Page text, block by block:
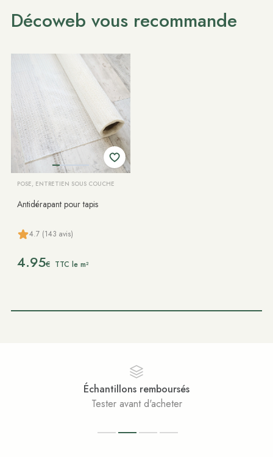
Décoweb vous recommande
POSE, ENTRETIEN SOUS COUCHE
Antidérapant pour tapis
4.7 (143 avis)
4.95€ TTC le m²
Échantillons remboursés
Tester avant d'acheter